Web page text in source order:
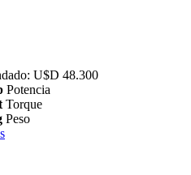
U$D 48.300
Potencia
Torque
Peso